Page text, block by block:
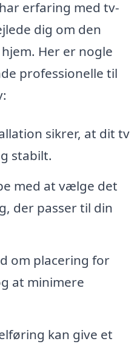
erfaring med tv-
dig om den
Her er nogle
professionelle til
sikrer, at dit tv
stabilt.
med at vælge det
der passer til din
om placering for
at minimere
kan give et